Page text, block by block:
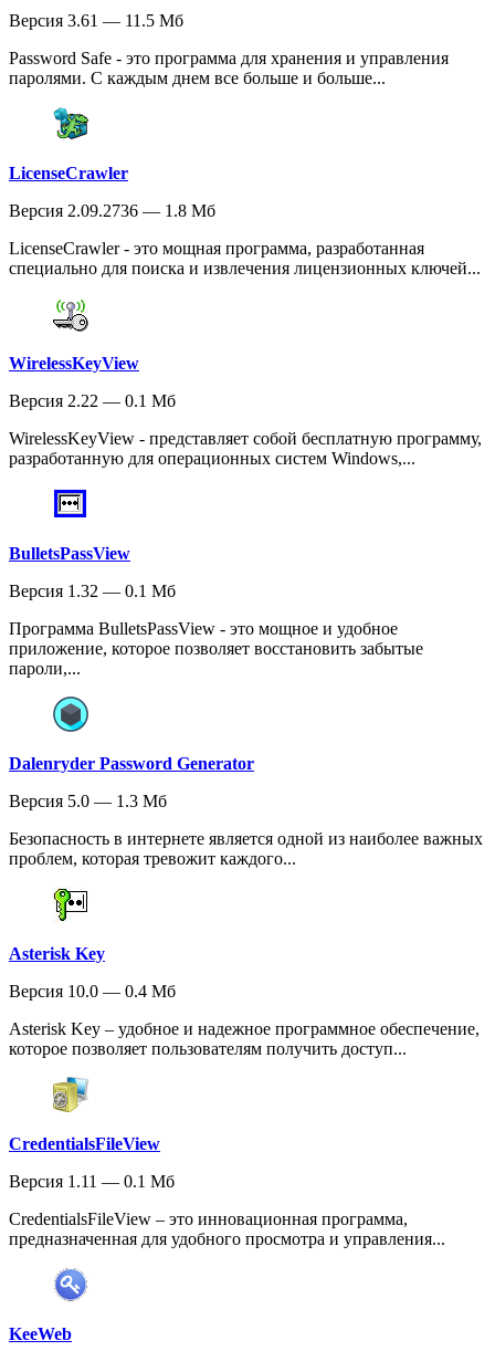
Версия 3.61 — 11.5 Мб
Password Safe - это программа для хранения и управления
паролями. С каждым днем все больше и больше...
LicenseCrawler
Версия 2.09.2736 — 1.8 Мб
LicenseCrawler - это мощная программа, разработанная
специально для поиска и извлечения лицензионных ключей...
WirelessKeyView
Версия 2.22 — 0.1 Мб
WirelessKeyView - представляет собой бесплатную программу,
разработанную для операционных систем Windows,...
BulletsPassView
Версия 1.32 — 0.1 Мб
Программа BulletsPassView - это мощное и удобное
приложение, которое позволяет восстановить забытые
пароли,...
Dalenryder Password Generator
Версия 5.0 — 1.3 Мб
Безопасность в интернете является одной из наиболее важных
проблем, которая тревожит каждого...
Asterisk Key
Версия 10.0 — 0.4 Мб
Asterisk Key – удобное и надежное программное обеспечение,
которое позволяет пользователям получить доступ...
CredentialsFileView
Версия 1.11 — 0.1 Мб
CredentialsFileView – это инновационная программа,
предназначенная для удобного просмотра и управления...
KeeWeb